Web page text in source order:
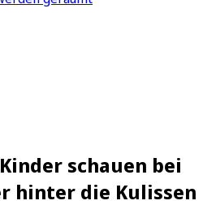
schauen bei
hinter die Kulissen